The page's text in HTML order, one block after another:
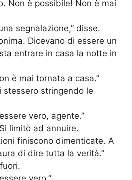
Non è possibile! Non è mai
segnalazione,” disse.
Dicevano di essere un
entrare in casa la notte in
è mai tornata a casa.”
stessero stringendo le
vero, agente.”
limitò ad annuire.
finiscono dimenticate. A
di dire tutta la verità.”